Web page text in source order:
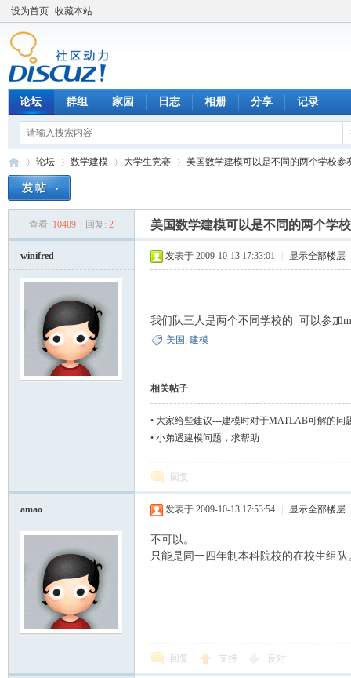
设为首页 收藏本站
论坛 群组 家园 日志 相册 分享 记录
论坛
›
数学建模
›
大学生竞赛
›
美国数学建模可以是不同的两个学校参
查看: 10409 回复: 2 美国数学建模可以是不同的两个学
winifred 发表于 2009-10-13 17:33:01 显示全部楼层
我们队三人是两个不同学校的 可以参加
美国, 建模
相关帖子
• 大家给些建议---建模时对于MATLAB可解的问
• 小弟遇建模问题，求帮助
回复
amao 发表于 2009-10-13 17:53:54 显示全部楼层
不可以。
只能是同一四年制本科院校的在校生组队
回复 支持 反对